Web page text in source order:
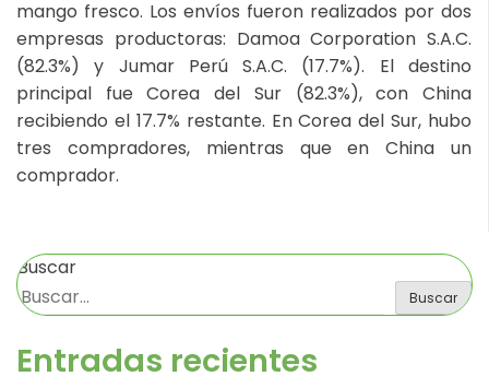
mango fresco. Los envíos fueron realizados por dos
empresas productoras: Damoa Corporation S.A.C.
(82.3%) y Jumar Perú S.A.C. (17.7%). El destino
principal fue Corea del Sur (82.3%), con China
recibiendo el 17.7% restante. En Corea del Sur, hubo
tres compradores, mientras que en China un
comprador.
Buscar
Buscar
Entradas recientes